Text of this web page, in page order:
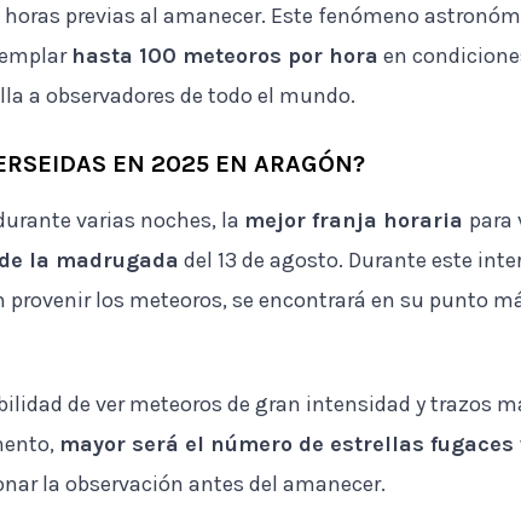
previas al amanecer. Este fenómeno
hasta 100 meteoros por hora en
a observadores de todo el mundo.
EN 2025 EN ARAGÓN?
varias noches, la mejor franja horaria para
la madrugada del 13 de agosto. Durante este
provenir los meteoros, se encontrará en su punto
de ver meteoros de gran intensidad y trazos
mayor será el número de estrellas
la observación antes del amanecer.